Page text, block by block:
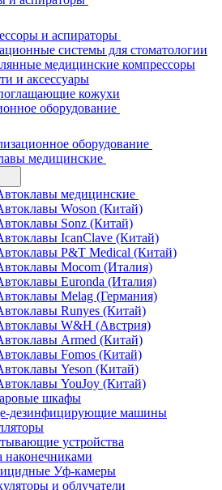
и аспираторы
системы для стоматологии
медицинские компрессоры
и аксессуары
кожухи
оборудование
оборудование
медицинские
медицинские
Woson (Китай)
Sonz (Китай)
IcanClave (Китай)
P&T Medical (Китай)
Mocom (Италия)
Euronda (Италия)
Melag (Германия)
Runyes (Китай)
W&H (Австрия)
Armed (Китай)
Fomos (Китай)
Yeson (Китай)
YouJoy (Китай)
шкафы
дезинфицирующие машины
устройства
наконечниками
Уф-камеры
и облучатели